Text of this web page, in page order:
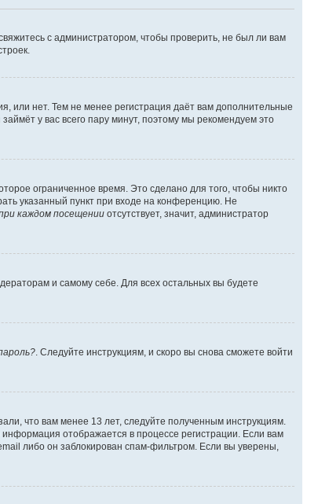
с администратором, чтобы проверить, не был ли вам
или нет. Тем не менее регистрация даёт вам дополнительные
у вас всего пару минут, поэтому мы рекомендуем это
ограниченное время. Это сделано для того, чтобы никто
указанный пункт при входе на конференцию. Не
каждом посещении отсутствует, значит, администратор
и самому себе. Для всех остальных вы будете
. Следуйте инструкциям, и скоро вы снова сможете войти
что вам менее 13 лет, следуйте полученным инструкциям.
отображается в процессе регистрации. Если вам
либо он заблокирован спам-фильтром. Если вы уверены,